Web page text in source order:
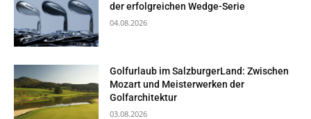
der erfolgreichen Wedge-Serie
04.08.2026
Golfurlaub im SalzburgerLand: Zwischen
Mozart und Meisterwerken der
Golfarchitektur
03.08.2026